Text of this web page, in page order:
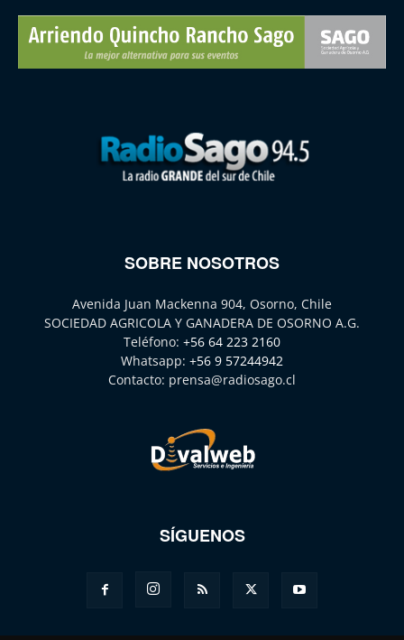
SOBRE NOSOTROS
Avenida Juan Mackenna 904, Osorno, Chile
SOCIEDAD AGRICOLA Y GANADERA DE OSORNO A.G.
Teléfono: +56 64 223 2160
Whatsapp: +56 9 57244942
Contacto: prensa@radiosago.cl
SÍGUENOS